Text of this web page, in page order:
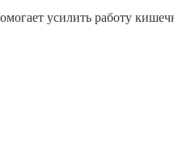
усилить работу